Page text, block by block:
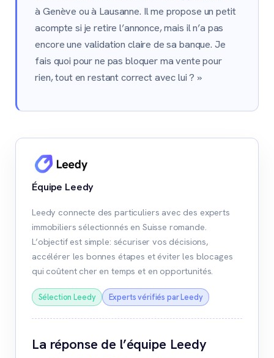
à Genève ou à Lausanne. Il me propose un petit
acompte si je retire l’annonce, mais il n’a pas
encore une validation claire de sa banque. Je
fais quoi pour ne pas bloquer ma vente pour
rien, tout en restant correct avec lui ? »
Équipe Leedy
Leedy connecte des particuliers avec des experts
immobiliers sélectionnés en Suisse romande.
L’objectif est simple: sécuriser vos décisions,
accélérer les bonnes étapes et éviter les blocages
qui coûtent cher en temps et en opportunités.
Sélection Leedy Experts vérifiés par Leedy
La réponse de l’équipe Leedy